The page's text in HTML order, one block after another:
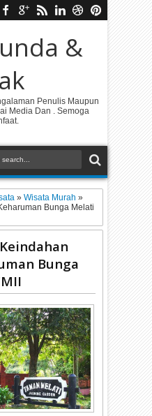
&
Penulis Maupun
Media Dan . Semoga
»Wisata Murah»
Bunga Melati
Bunga